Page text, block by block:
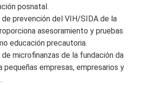
posnatal.
de prevención del VIH/SIDA de la
asesoramiento y pruebas
educación precautoria.
de microfinanzas de la fundación da
pequeñas empresas, empresarios y